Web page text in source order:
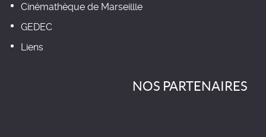
Cinémathèque de Marseillle
GEDEC
Liens
NOS PARTENAIRES